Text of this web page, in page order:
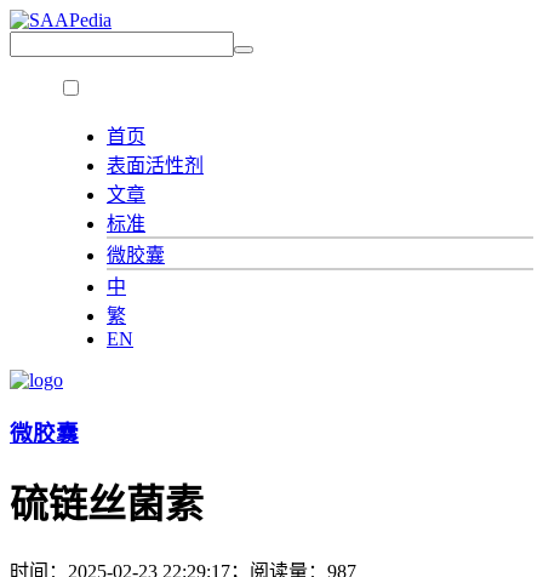
首页
表面活性剂
文章
标准
微胶囊
中
繁
EN
微胶囊
硫链丝菌素
时间：2025-02-23 22:29:17；阅读量：987